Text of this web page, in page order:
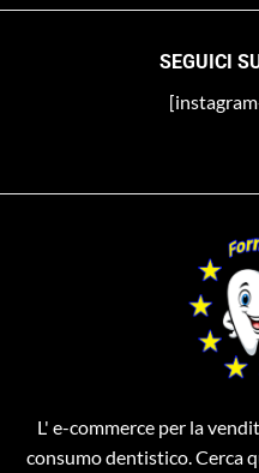
SEGUICI
L' e-commerce per la
consumo dentistico. Cerca